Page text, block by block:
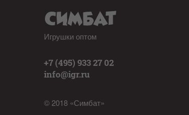
Игрушки оптом
+7 (495) 933 27 02
info@igr.ru
© 2018 «Симбат»